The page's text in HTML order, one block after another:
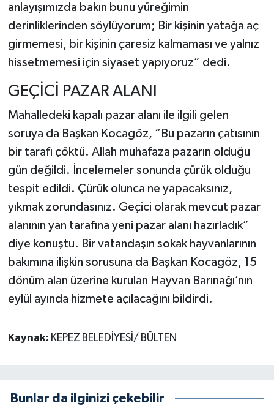
anlayışımızda bakın bunu yüreğimin
derinliklerinden söylüyorum; Bir kişinin yatağa aç
girmemesi, bir kişinin çaresiz kalmaması ve yalnız
hissetmemesi için siyaset yapıyoruz” dedi.
GEÇİCİ PAZAR ALANI
Mahalledeki kapalı pazar alanı ile ilgili gelen
soruya da Başkan Kocagöz, “Bu pazarın çatısının
bir tarafı çöktü. Allah muhafaza pazarın olduğu
gün değildi. İncelemeler sonunda çürük olduğu
tespit edildi. Çürük olunca ne yapacaksınız,
yıkmak zorundasınız. Geçici olarak mevcut pazar
alanının yan tarafına yeni pazar alanı hazırladık”
diye konuştu. Bir vatandaşın sokak hayvanlarının
bakımına ilişkin sorusuna da Başkan Kocagöz, 15
dönüm alan üzerine kurulan Hayvan Barınağı’nın
eylül ayında hizmete açılacağını bildirdi.
Kaynak: KEPEZ BELEDİYESİ/ BÜLTEN
Bunlar da ilginizi çekebilir